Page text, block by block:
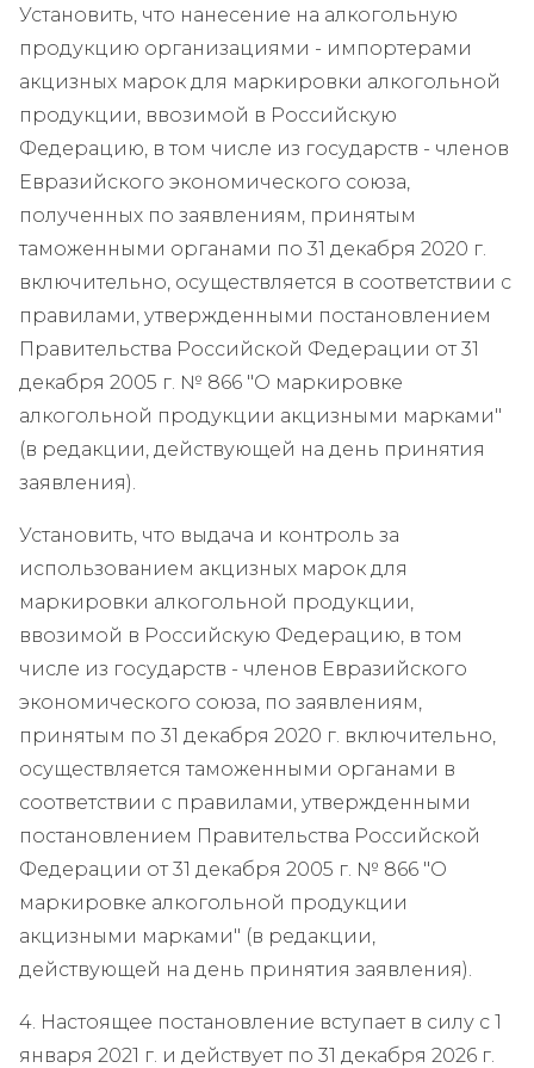
Установить, что нанесение на алкогольную
продукцию организациями - импортерами
акцизных марок для маркировки алкогольной
продукции, ввозимой в Российскую
Федерацию, в том числе из государств - членов
Евразийского экономического союза,
полученных по заявлениям, принятым
таможенными органами по 31 декабря 2020 г.
включительно, осуществляется в соответствии с
правилами, утвержденными постановлением
Правительства Российской Федерации от 31
декабря 2005 г. № 866 "О маркировке
алкогольной продукции акцизными марками"
(в редакции, действующей на день принятия
заявления).
Установить, что выдача и контроль за
использованием акцизных марок для
маркировки алкогольной продукции,
ввозимой в Российскую Федерацию, в том
числе из государств - членов Евразийского
экономического союза, по заявлениям,
принятым по 31 декабря 2020 г. включительно,
осуществляется таможенными органами в
соответствии с правилами, утвержденными
постановлением Правительства Российской
Федерации от 31 декабря 2005 г. № 866 "О
маркировке алкогольной продукции
акцизными марками" (в редакции,
действующей на день принятия заявления).
4. Настоящее постановление вступает в силу с 1
января 2021 г. и действует по 31 декабря 2026 г.